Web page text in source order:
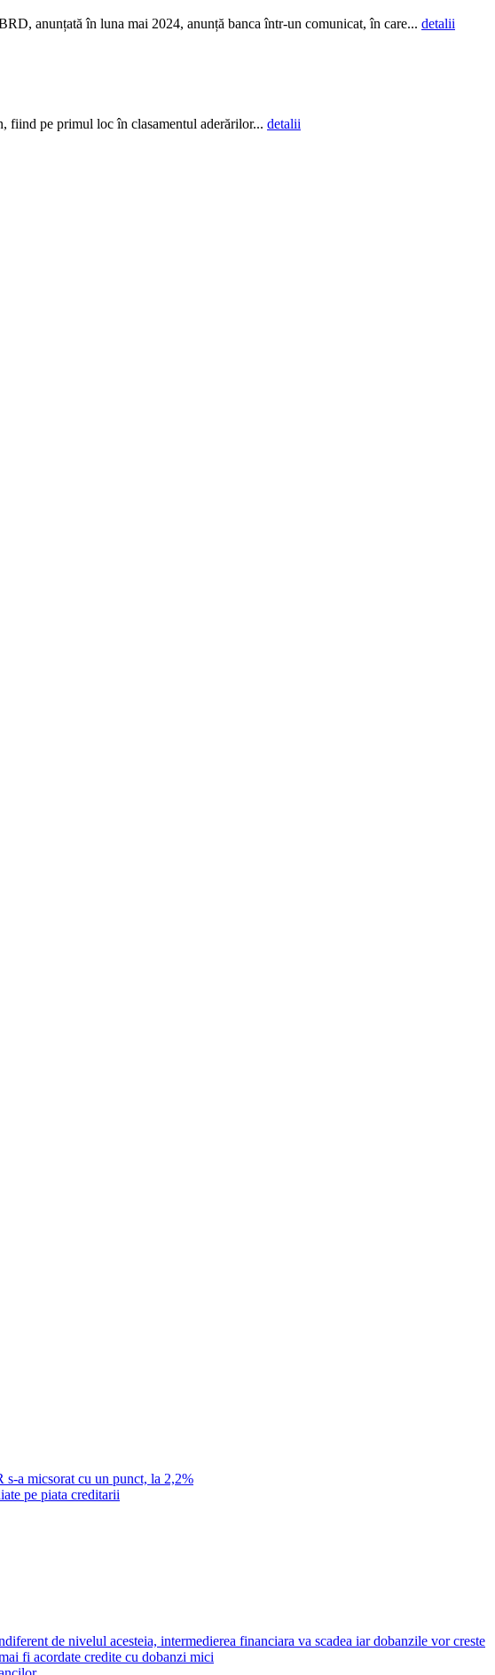
anunțată în luna mai 2024, anunță banca într-un comunicat, în care... detalii
fiind pe primul loc în clasamentul aderărilor... detalii
a micsorat cu un punct, la 2,2%
pe piata creditarii
de nivelul acesteia, intermedierea financiara va scadea iar dobanzile vor creste
fi acordate credite cu dobanzi mici